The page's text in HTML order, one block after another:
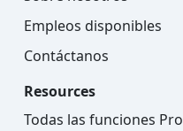
Empleos disponibles
Contáctanos
Resources
Todas las funciones Pro